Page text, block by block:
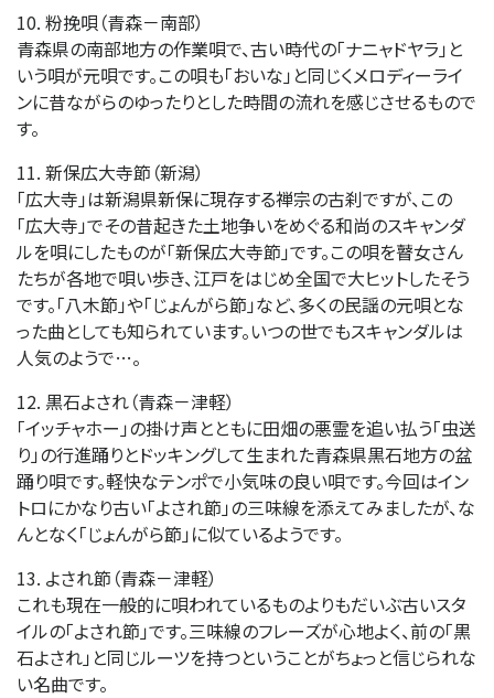
10. 粉挽唄（青森－南部）
青森県の南部地方の作業唄で、古い時代の「ナニャドヤラ」と
いう唄が元唄です。この唄も「おいな」と同じくメロディーライ
ンに昔ながらのゆったりとした時間の流れを感じさせるもので
す。
11. 新保広大寺節（新潟）
「広大寺」は新潟県新保に現存する禅宗の古刹ですが、この
「広大寺」でその昔起きた土地争いをめぐる和尚のスキャンダ
ルを唄にしたものが「新保広大寺節」です。この唄を瞽女さん
たちが各地で唄い歩き、江戸をはじめ全国で大ヒットしたそう
です。「八木節」や「じょんがら節」など、多くの民謡の元唄とな
った曲としても知られています。いつの世でもスキャンダルは
人気のようで…。
12. 黒石よされ（青森－津軽）
「イッチャホー」の掛け声とともに田畑の悪霊を追い払う「虫送
り」の行進踊りとドッキングして生まれた青森県黒石地方の盆
踊り唄です。軽快なテンポで小気味の良い唄です。今回はイン
トロにかなり古い「よされ節」の三味線を添えてみましたが、な
んとなく「じょんがら節」に似ているようです。
13. よされ節（青森－津軽）
これも現在一般的に唄われているものよりもだいぶ古いスタ
イルの「よされ節」です。三味線のフレーズが心地よく、前の「黒
石よされ」と同じルーツを持つということがちょっと信じられな
い名曲です。